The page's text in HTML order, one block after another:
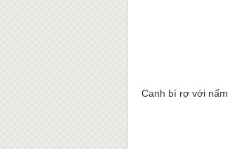
Canh bí rợ với nấm